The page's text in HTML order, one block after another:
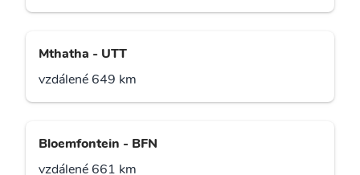
Mthatha - UTT
vzdálené 649 km
Bloemfontein - BFN
vzdálené 661 km